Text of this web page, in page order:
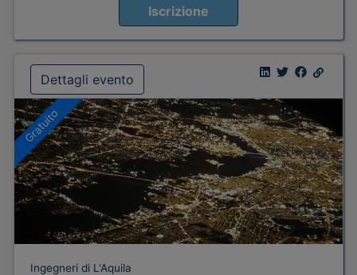
Iscrizione
Dettagli evento
Gratuito
Ingegneri di L'Aquila